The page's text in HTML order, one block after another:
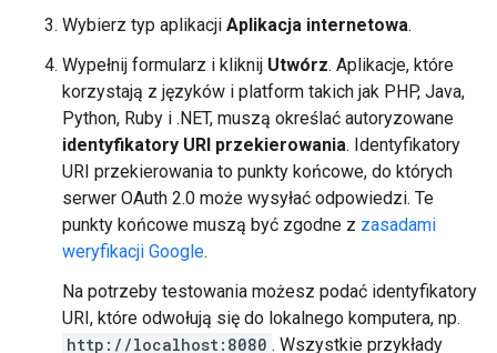
Wybierz typ aplikacji Aplikacja internetowa.
Wypełnij formularz i kliknij Utwórz. Aplikacje, które
korzystają z języków i platform takich jak PHP, Java,
Python, Ruby i .NET, muszą określać autoryzowane
identyfikatory URI przekierowania. Identyfikatory
URI przekierowania to punkty końcowe, do których
serwer OAuth 2.0 może wysyłać odpowiedzi. Te
punkty końcowe muszą być zgodne z zasadami
weryfikacji Google.
Na potrzeby testowania możesz podać identyfikatory
URI, które odwołują się do lokalnego komputera, np.
http://localhost:8080 . Wszystkie przykłady